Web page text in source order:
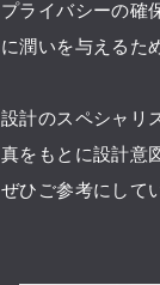
プライバシーの確
に潤いを与えるた
設計のスペシャリ
真をもとに設計意
ぜひご参考にして